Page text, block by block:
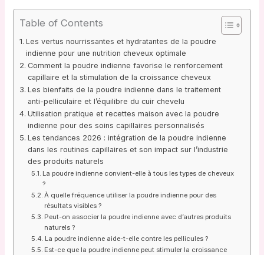
Table of Contents
Les vertus nourrissantes et hydratantes de la poudre
indienne pour une nutrition cheveux optimale
Comment la poudre indienne favorise le renforcement
capillaire et la stimulation de la croissance cheveux
Les bienfaits de la poudre indienne dans le traitement
anti-pelliculaire et l’équilibre du cuir chevelu
Utilisation pratique et recettes maison avec la poudre
indienne pour des soins capillaires personnalisés
Les tendances 2026 : intégration de la poudre indienne
dans les routines capillaires et son impact sur l’industrie
des produits naturels
La poudre indienne convient-elle à tous les types de cheveux
?
À quelle fréquence utiliser la poudre indienne pour des
résultats visibles ?
Peut-on associer la poudre indienne avec d’autres produits
naturels ?
La poudre indienne aide-t-elle contre les pellicules ?
Est-ce que la poudre indienne peut stimuler la croissance